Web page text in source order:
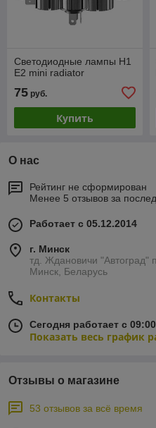
Светодиодные лампы H1
E2 mini radiator
75 руб.
Купить
О нас
Рейтинг не сформирован
Менее 5 отзывов за
Работает с 05.12.2014
г. Минск
тд. Ждановичи "Автоград"
Минск, Беларусь
Контакты
Сегодня работает с
Показать весь график
Отзывы о магазине
53 отзывов за всё время